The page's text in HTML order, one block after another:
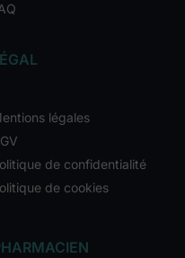
légales
de confidentialité
de cookies